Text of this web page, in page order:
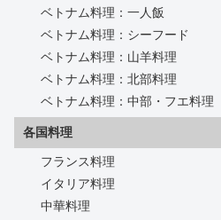
ベトナム料理：一人飯
ベトナム料理：シーフード
ベトナム料理：山羊料理
ベトナム料理：北部料理
ベトナム料理：中部・フエ料理
各国料理
フランス料理
イタリア料理
中華料理